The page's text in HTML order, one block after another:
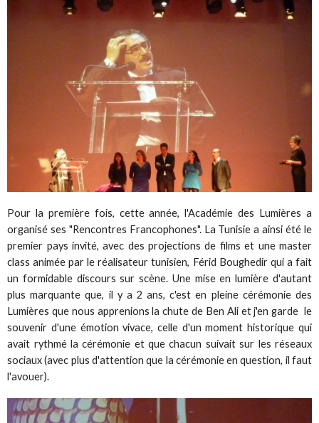
Pour la première fois, cette année, l'Académie des Lumières a
organisé ses "Rencontres Francophones". La Tunisie a ainsi été le
premier pays invité, avec des projections de films et une master
class animée par le réalisateur tunisien, Férid Boughedir qui a fait
un formidable discours sur scène. Une mise en lumière d'autant
plus marquante que, il y a 2 ans, c'est en pleine cérémonie des
Lumières que nous apprenions la chute de Ben Ali et j'en garde le
souvenir d'une émotion vivace, celle d'un moment historique qui
avait rythmé la cérémonie et que chacun suivait sur les réseaux
sociaux (avec plus d'attention que la cérémonie en question, il faut
l'avouer).